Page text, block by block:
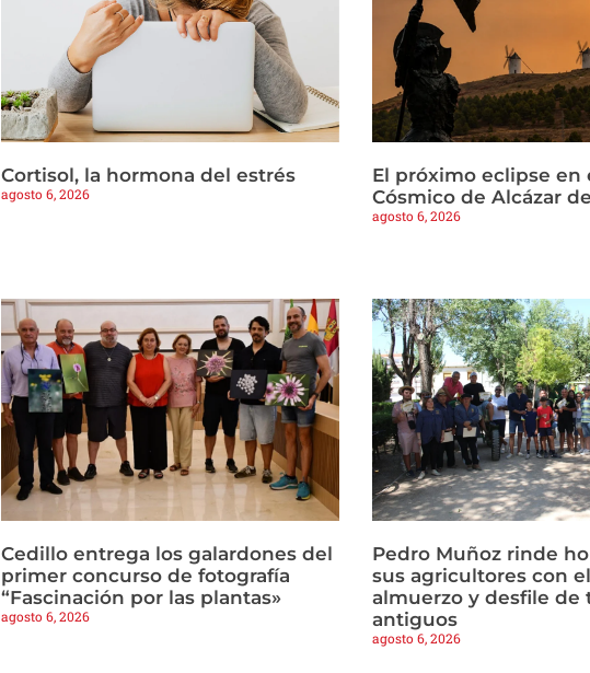
Cortisol, la hormona del estrés
agosto 6, 2026
El próximo eclipse en
Cósmico de Alcázar
agosto 6, 2026
Cedillo entrega los galardones del
primer concurso de fotografía
“Fascinación por las plantas»
agosto 6, 2026
Pedro Muñoz rinde
sus agricultores con
almuerzo y desfile de
antiguos
agosto 6, 2026